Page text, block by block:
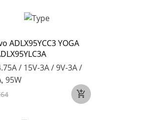
ADLX95YCC3 YOGA
/ 15V-3A / 9V-3A /
95W